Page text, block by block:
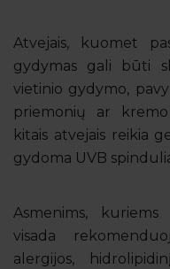
Atvejais, kuomet
gydymas gali būti
vietinio gydymo,
priemonių ar
kitais atvejais reikia
gydoma UVB
Asmenims,
visada
alergijos,